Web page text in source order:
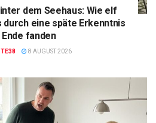
dem Seehaus: Wie elf
durch eine späte Erkenntnis
fanden
8 AUGUST 2026